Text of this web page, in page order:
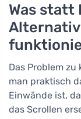
Was statt
Das Problem
man praktisch
Einwände ist,
das Scrollen